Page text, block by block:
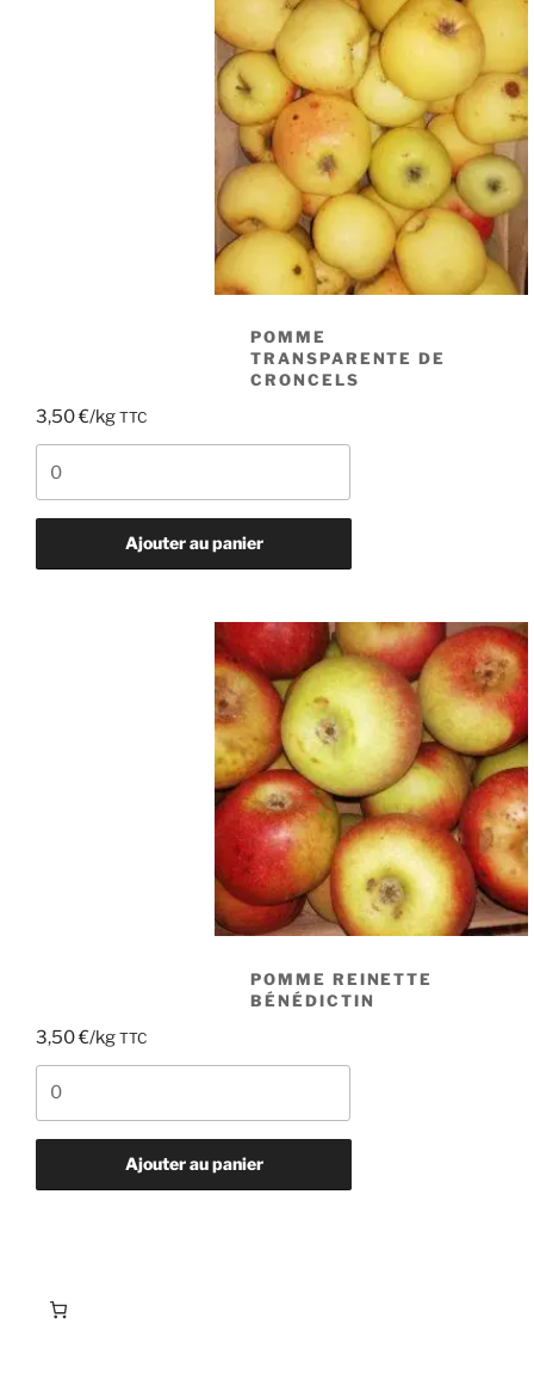
POMME
TRANSPARENTE DE
CRONCELS
3,50€/kg TTC
pomme
transparente
de
Ajouter au panier
POMME REINETTE
BÉNÉDICTIN
3,50€/kg TTC
pomme
bénédictin
Ajouter au panier